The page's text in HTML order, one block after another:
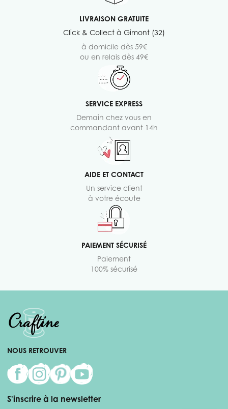
LIVRAISON GRATUITE
Click & Collect à Gimont (32)
à domicile dès 59€
ou en relais dès 49€
SERVICE EXPRESS
Demain chez vous en
commandant avant 14h
AIDE ET CONTACT
Un service client
à votre écoute
PAIEMENT SÉCURISÉ
Paiement
100% sécurisé
NOUS RETROUVER
S'inscrire à la newsletter